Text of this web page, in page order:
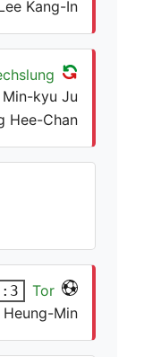
Kang-In
Min-kyu Ju
Hee-Chan
Tor
Heung-Min